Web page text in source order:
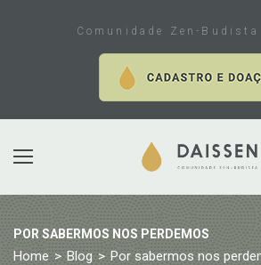
Comunidade Zen-Budista
POR SABERMOS NOS PERDEMOS
Home > Blog > Por sabermos nos